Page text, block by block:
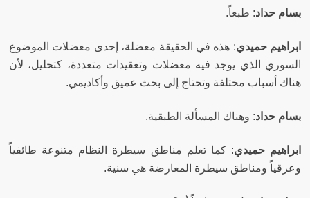
بسام حداد: طبعاً.
ابراهيم حميدي: هذه في الحقيقة معضلة، إحدى معضلات الموضوع
السوري الذي يوجد فيه معضلات وتعقيدات متعددة، كتحليل، لأن
هناك أسباب مختلفة وتحتاج إلى بحث عميق وأكاديمي.
بسام حداد: وهناك المسألة الطبقية.
ابراهيم حميدي:كما تعلم مناطق سيطرة النظام متنوعة طائفياً
وعرقياً ومناطق سيطرة المعارضة هي سنية.